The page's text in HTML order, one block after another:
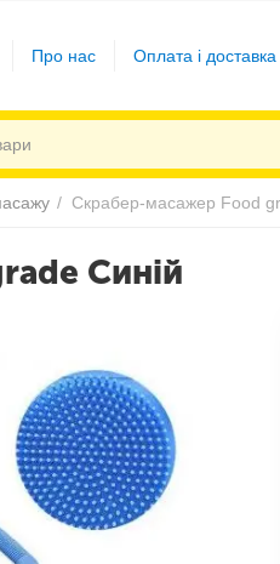
Про нас Оплата і доставка
/ Скрабер-масажер Food
Синій